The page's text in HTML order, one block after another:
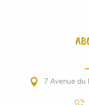
7 Avenue du